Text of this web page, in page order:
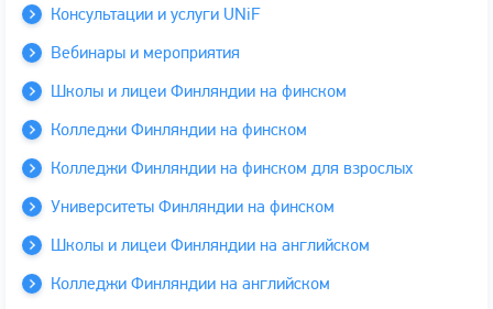
Консультации и услуги UNiF
Вебинары и мероприятия
Школы и лицеи Финляндии на финском
Колледжи Финляндии на финском
Колледжи Финляндии на финском для взрослых
Университеты Финляндии на финском
Школы и лицеи Финляндии на английском
Колледжи Финляндии на английском